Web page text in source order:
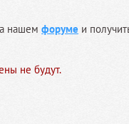
нашем форуме и
не будут.